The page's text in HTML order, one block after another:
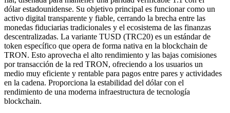
dólar estadounidense. Su objetivo principal es funcionar como un
activo digital transparente y fiable, cerrando la brecha entre las
monedas fiduciarias tradicionales y el ecosistema de las finanzas
descentralizadas. La variante TUSD (TRC20) es un estándar de
token específico que opera de forma nativa en la blockchain de
TRON. Esto aprovecha el alto rendimiento y las bajas comisiones
por transacción de la red TRON, ofreciendo a los usuarios un
medio muy eficiente y rentable para pagos entre pares y actividades
en la cadena. Proporciona la estabilidad del dólar con el
rendimiento de una moderna infraestructura de tecnología
blockchain.